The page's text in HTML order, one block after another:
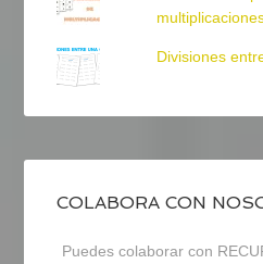
Divisiones
COLABORA CON
Puedes colaborar con